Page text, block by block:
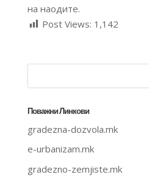
на наодите.
Post Views: 1,142
Поважни Линкови
gradezna-dozvola.mk
e-urbanizam.mk
gradezno-zemjiste.mk